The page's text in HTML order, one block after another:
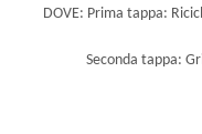
DOVE: Prima tappa:
Seconda tappa: